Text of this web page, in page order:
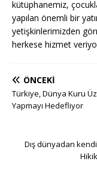
kütüphanemiz,
yapılan önemli bir
yetişkinlerimizden
herkese hizmet
ÖNCEKI
Türkiye, Dünya Kuru
Yapmayı Hedefliyor
Dış dünyadan